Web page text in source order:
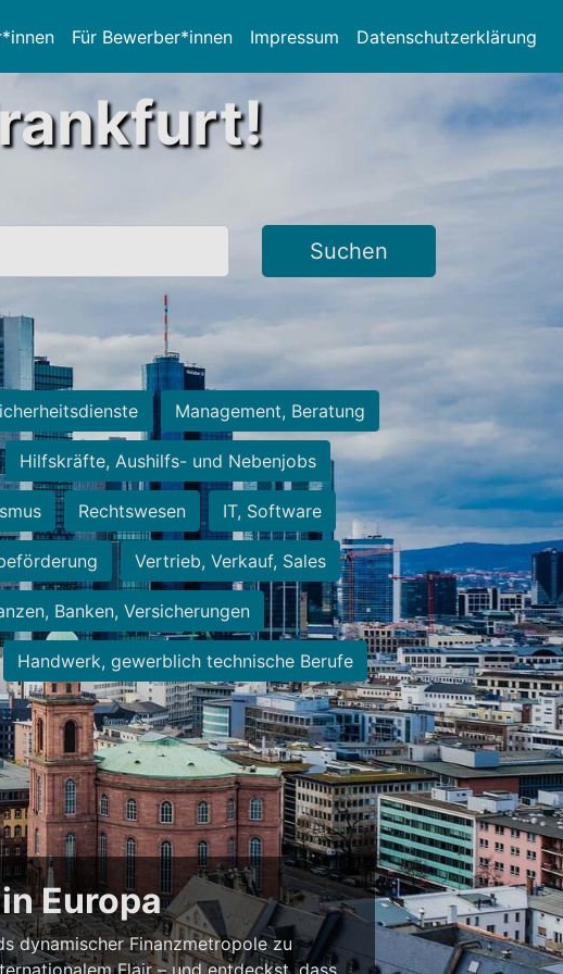
Für Bewerber*innen Impressum Datenschutzerklärung
Suchen
Management, Beratung
Hilfskräfte, Aushilfs- und Nebenjobs
Rechtswesen IT, Software
Vertrieb, Verkauf, Sales
Banken, Versicherungen
Handwerk, gewerblich technische Berufe
Europa
dynamischer Finanzmetropole zu